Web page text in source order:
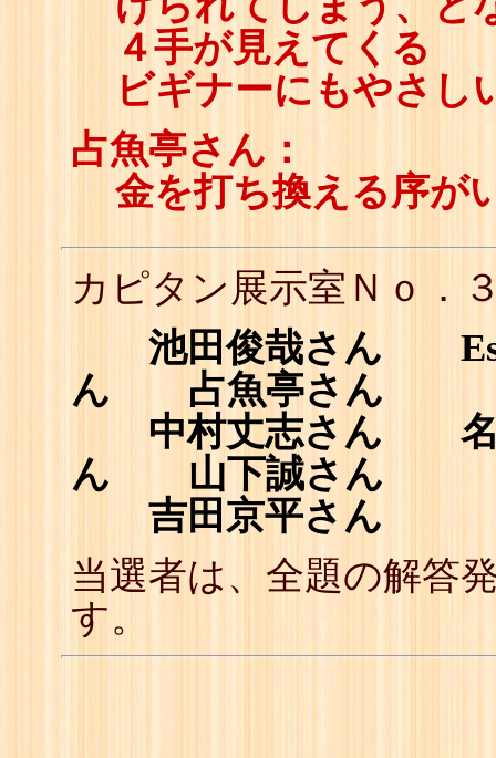
４手が見えてくる
ビギナーにもやさし
占魚亭さん：
金を打ち換える序が
カピタン展示室Ｎｏ
池田俊哉さん
ん 占魚亭さん
中村丈志さん 名
ん 山下誠さん
吉田京平さん
当選者は、全題の解答
す。